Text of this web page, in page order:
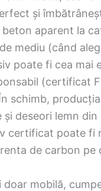
și
aparent la
mediu (când
poate fi cea
(certificat
schimb,
și deseori lemn
certificat poate
de carbon pe
doar mobilă,